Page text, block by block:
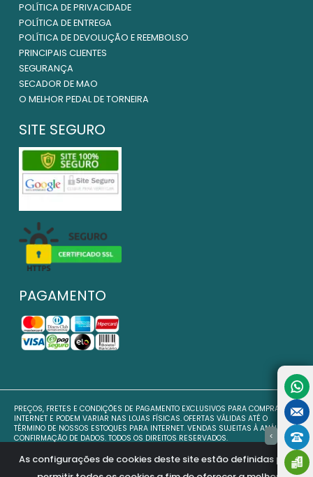
POLÍTICA DE PRIVACIDADE
POLÍTICA DE ENTREGA
POLÍTICA DE DEVOLUÇÃO E REEMBOLSO
PRINCIPAIS CLIENTES
SEGURANÇA
SECADOR DE MAO
O MELHOR PEDAL DE TORNEIRA
SITE SEGURO
PAGAMENTO
PREÇOS, FRETES E CONDIÇÕES DE PAGAMENTO EXCLUSIVOS PARA COMPRAS VIA
INTERNET E PODEM VARIAR NAS LOJAS FÍSICAS. OFERTAS VÁLIDAS ATÉ O
TÉRMINO DE NOSSOS ESTOQUES PARA INTERNET. VENDAS SUJEITAS À ANÁLISE E
CONFIRMAÇÃO DE DADOS. TODOS OS DIREITOS RESERVADOS.
NOSSAS FOTOS POSSUEM DIREITOS AUTORAIS PROTEGIDAS PELA LEI 9610/98 NO
ART. 7, INC. VII. COPIAR AS IMAGENS É PASSÍVEL DE PENALIDADE JUDICIAL.
As configurações de cookies deste site estão definidas para
>